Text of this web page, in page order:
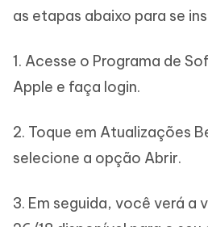
as etapas abaixo para se
1. Acesse o Programa de
Apple e faça login.
2. Toque em Atualizações
selecione a opção Abrir.
3. Em seguida, você verá a